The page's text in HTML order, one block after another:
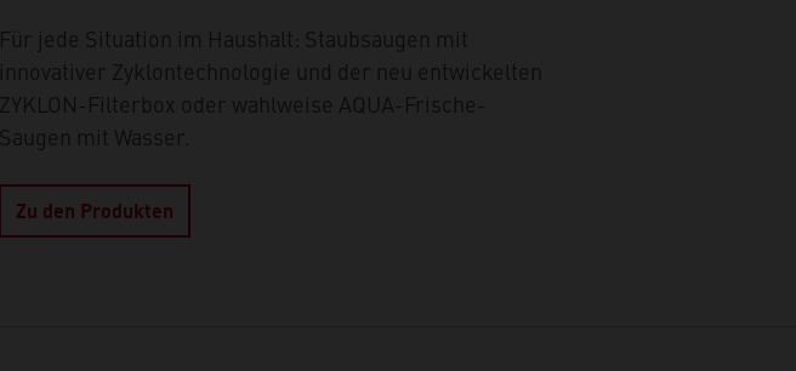
Für jede Situation im Haushalt: Staubsaugen mit
innovativer Zyklontechnologie und der neu entwickelten
ZYKLON-Filterbox oder wahlweise AQUA-Frische-
Saugen mit Wasser.
Zu den Produkten